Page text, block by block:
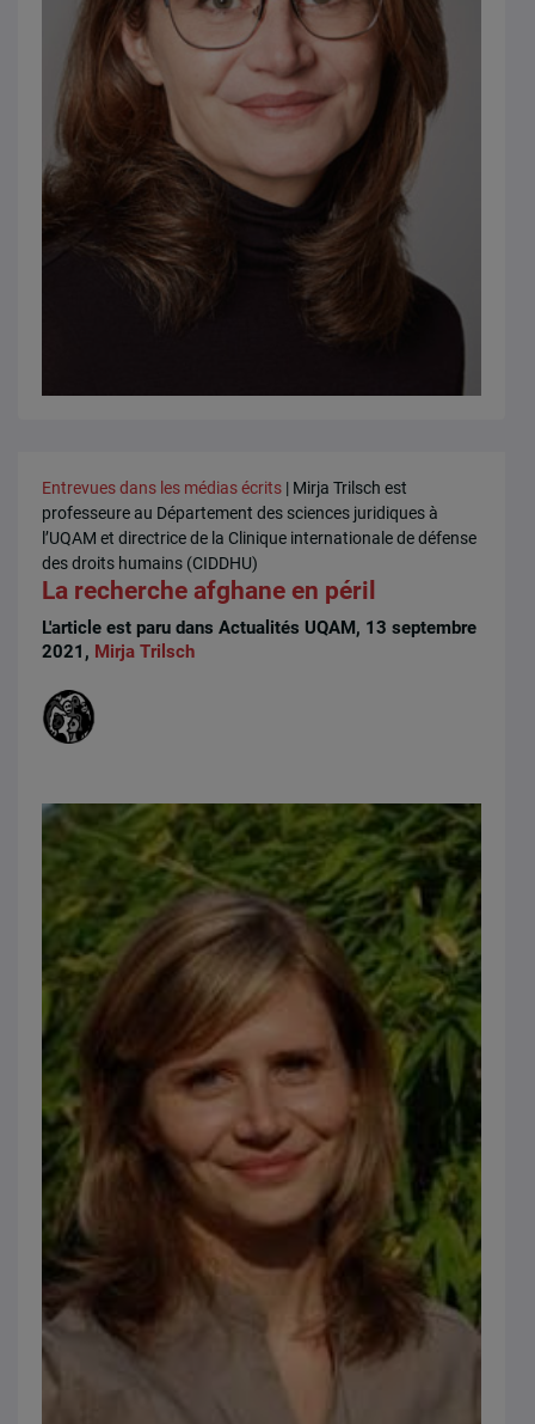
Entrevues dans les médias écrits | Mirja Trilsch est
professeure au Département des sciences juridiques à
l’UQAM et directrice de la Clinique internationale de défense
des droits humains (CIDDHU)
La recherche afghane en péril
L'article est paru dans Actualités UQAM, 13 septembre
2021, Mirja Trilsch